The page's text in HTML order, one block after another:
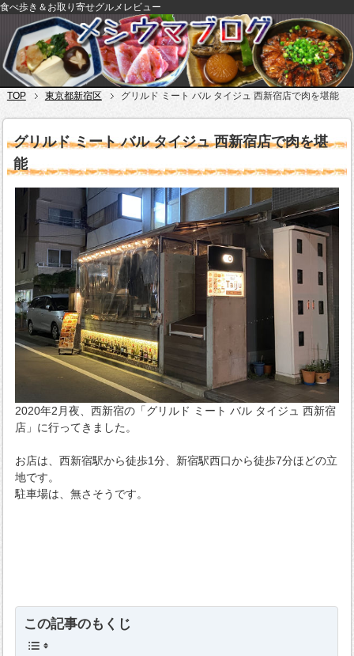
食べ歩き＆お取り寄せグルメレビュー
TOP 東京都新宿区 グリルド ミート バル タイジュ 西新宿店で肉を堪能
グリルド ミート バル タイジュ 西新宿店で肉を堪
能
2020年2月夜、西新宿の「グリルド ミート バル タイジュ 西新宿
店」に行ってきました。
お店は、西新宿駅から徒歩1分、新宿駅西口から徒歩7分ほどの立
地です。
駐車場は、無さそうです。
この記事のもくじ